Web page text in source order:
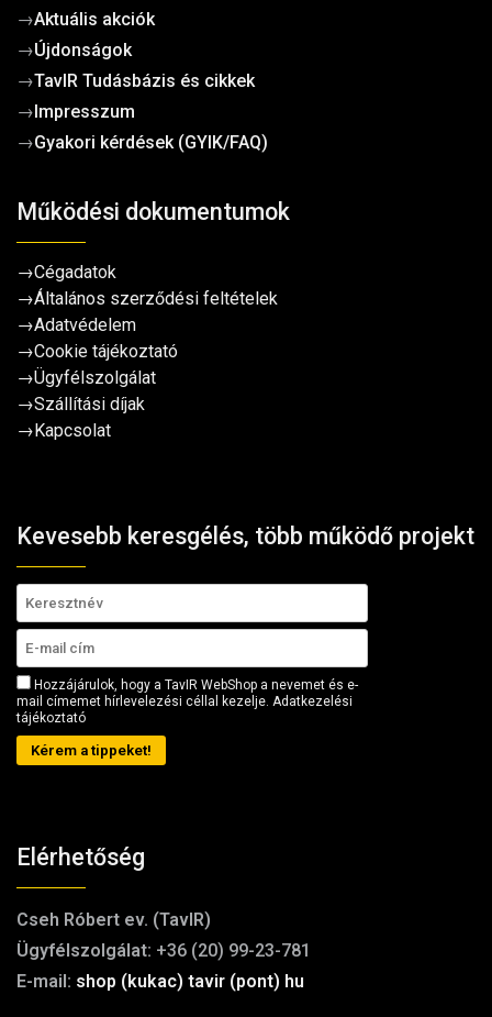
→Aktuális akciók
→Újdonságok
→TavIR Tudásbázis és cikkek
→Impresszum
→Gyakori kérdések (GYIK/FAQ)
Működési dokumentumok
→Cégadatok
→Általános szerződési feltételek
→Adatvédelem
→Cookie tájékoztató
→Ügyfélszolgálat
→Szállítási díjak
→Kapcsolat
Kevesebb keresgélés, több működő projekt
Hozzájárulok, hogy a TavIR WebShop a nevemet és e-
mail címemet hírlevelezési céllal kezelje. Adatkezelési
tájékoztató
Kérem a tippeket!
Elérhetőség
Cseh Róbert ev. (TavIR)
Ügyfélszolgálat: +36 (20) 99-23-781
E-mail: shop (kukac) tavir (pont) hu